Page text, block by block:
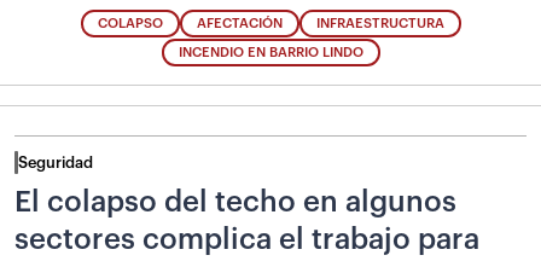
COLAPSO AFECTACIÓN INFRAESTRUCTURA
INCENDIO EN BARRIO LINDO
Seguridad
El colapso del techo en algunos
sectores complica el trabajo para